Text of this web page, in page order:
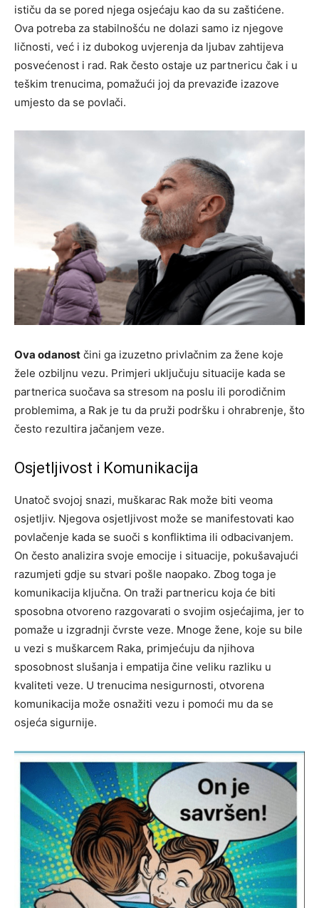
ističu da se pored njega osjećaju kao da su zaštićene.
Ova potreba za stabilnošću ne dolazi samo iz njegove
ličnosti, već i iz dubokog uvjerenja da ljubav zahtijeva
posvećenost i rad. Rak često ostaje uz partnericu čak i u
teškim trenucima, pomažući joj da prevaziđe izazove
umjesto da se povlači.
Ova odanost čini ga izuzetno privlačnim za žene koje
žele ozbiljnu vezu. Primjeri uključuju situacije kada se
partnerica suočava sa stresom na poslu ili porodičnim
problemima, a Rak je tu da pruži podršku i ohrabrenje, što
često rezultira jačanjem veze.
Osjetljivost i Komunikacija
Unatoč svojoj snazi, muškarac Rak može biti veoma
osjetljiv. Njegova osjetljivost može se manifestovati kao
povlačenje kada se suoči s konfliktima ili odbacivanjem.
On često analizira svoje emocije i situacije, pokušavajući
razumjeti gdje su stvari pošle naopako. Zbog toga je
komunikacija ključna. On traži partnericu koja će biti
sposobna otvoreno razgovarati o svojim osjećajima, jer to
pomaže u izgradnji čvrste veze. Mnoge žene, koje su bile
u vezi s muškarcem Raka, primjećuju da njihova
sposobnost slušanja i empatija čine veliku razliku u
kvaliteti veze. U trenucima nesigurnosti, otvorena
komunikacija može osnažiti vezu i pomoći mu da se
osjeća sigurnije.